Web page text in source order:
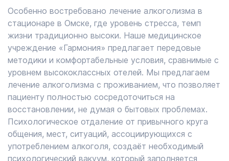
Особенно востребовано лечение алкоголизма в
стационаре в Омске, где уровень стресса, темп
жизни традиционно высоки. Наше медицинское
учреждение «Гармония» предлагает передовые
методики и комфортабельные условия, сравнимые с
уровнем высококлассных отелей. Мы предлагаем
лечение алкоголизма с проживанием, что позволяет
пациенту полностью сосредоточиться на
восстановлении, не думая о бытовых проблемах.
Психологическое отдаление от привычного круга
общения, мест, ситуаций, ассоциирующихся с
употреблением алкоголя, создаёт необходимый
психологический вакуум, который заполняется